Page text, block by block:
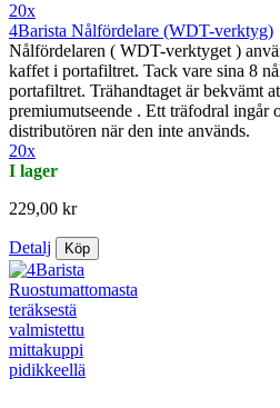
20x
4Barista Nålfördelare (WDT-verktyg)
Nålfördelaren ( WDT-verktyget )
kaffet i portafiltret. Tack vare sina 8
portafiltret. Trähandtaget är bekvämt
premiumutseende . Ett träfodral ingår
distributören när den inte används.
20x
I lager
229,00 kr
Detalj Köp